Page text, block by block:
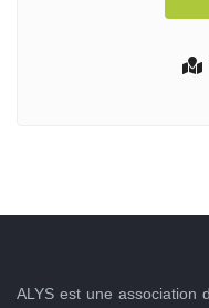
ALYS est une association